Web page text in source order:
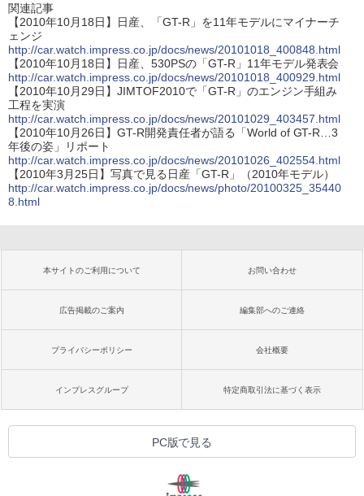
関連記事
【2010年10月18日】日産、「GT-R」を11年モデルにマイナーチ
ェンジ
http://car.watch.impress.co.jp/docs/news/20101018_400848.html
【2010年10月18日】日産、530PSの「GT-R」11年モデル発表会
http://car.watch.impress.co.jp/docs/news/20101018_400929.html
【2010年10月29日】JIMTOF2010で「GT-R」のエンジン手組み
工程を実演
http://car.watch.impress.co.jp/docs/news/20101029_403457.html
【2010年10月26日】GT-R開発責任者が語る「World of GT-R…3
年後の姿」リポート
http://car.watch.impress.co.jp/docs/news/20101026_402554.html
【2010年3月25日】写真で見る日産「GT-R」（2010年モデル）
http://car.watch.impress.co.jp/docs/news/photo/20100325_35440
8.html
本サイトのご利用について お問い合わせ
広告掲載のご案内 編集部へのご連絡
プライバシーポリシー 会社概要
インプレスグループ 特定商取引法に基づく表示
PC版で見る